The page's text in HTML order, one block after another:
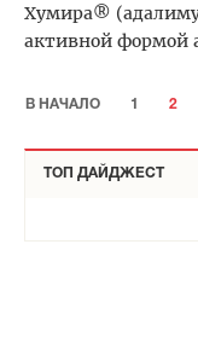
Хумира®
активной формой
В НАЧАЛО 1 2
ТОП ДАЙДЖЕСТ